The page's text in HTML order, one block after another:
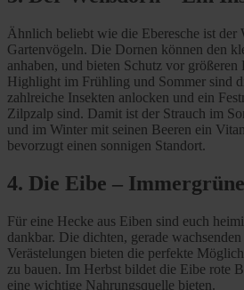
Ähnlich beliebt wie die Eberesche ist der
Gartenvögeln. Die Dornen können den
anhaben, und bieten Schutz vor größeren
Highlight im Frühling und Sommer sind
zahlreiche Insekten anlocken und ein
Zilpzalp sind. Damit ist der Strauch im
und im Winter mit seinen Beeren ein
bevorzugt einen sonnigen Standort.
4. Die Eibe –
Für eine Hecke aus Eiben sind euch
dankbar. Die dichten, gerade
Verästelungen bieten die perfekte
zu bauen. Im Herbst bildet die Eibe rote
eine wichtige Nahrungsquelle bieten.